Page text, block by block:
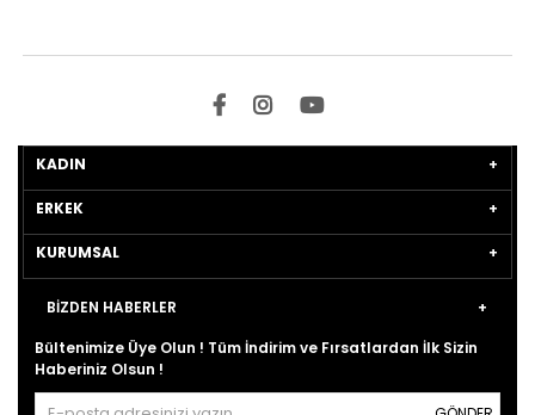
KADIN
ERKEK
KURUMSAL
BİZDEN HABERLER
Bültenimize Üye Olun ! Tüm İndirim ve Fırsatlardan İlk Sizin
Haberiniz Olsun !